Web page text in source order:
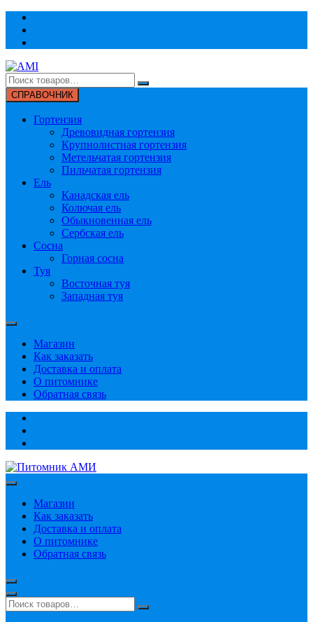
Перейти
содержимому
СПРАВОЧНИК
Гортензия
Древовидная гортензия
Крупнолистная гортензия
Метельчатая гортензия
Пильчатая гортензия
Ель
Канадская ель
Колючая ель
Обыкновенная ель
Сербская ель
Сосна
Горная сосна
Туя
Восточная туя
Западная туя
Магазин
Как заказать
Доставка и оплата
О питомнике
Обратная связь
Магазин
Как заказать
Доставка и оплата
О питомнике
Обратная связь